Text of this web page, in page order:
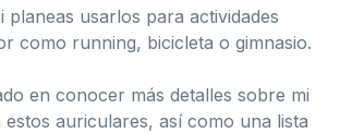
planeas usarlos para actividades
como running, bicicleta o gimnasio.
en conocer más detalles sobre mi
auriculares, así como una lista